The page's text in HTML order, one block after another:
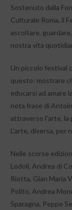
Sostenuto dalla
Culturale Roma, il
ascoltare,
nostra vita
Un piccolo festival
questo: mostrare
educarsi ad amare
nota frase di
attraverso l’arte, la
L’arte, diversa, per
Nelle scorse
Lodoli, Andrea di
Riotta, Gian Maria
Polito, Andrea
Sparagna, Peppe